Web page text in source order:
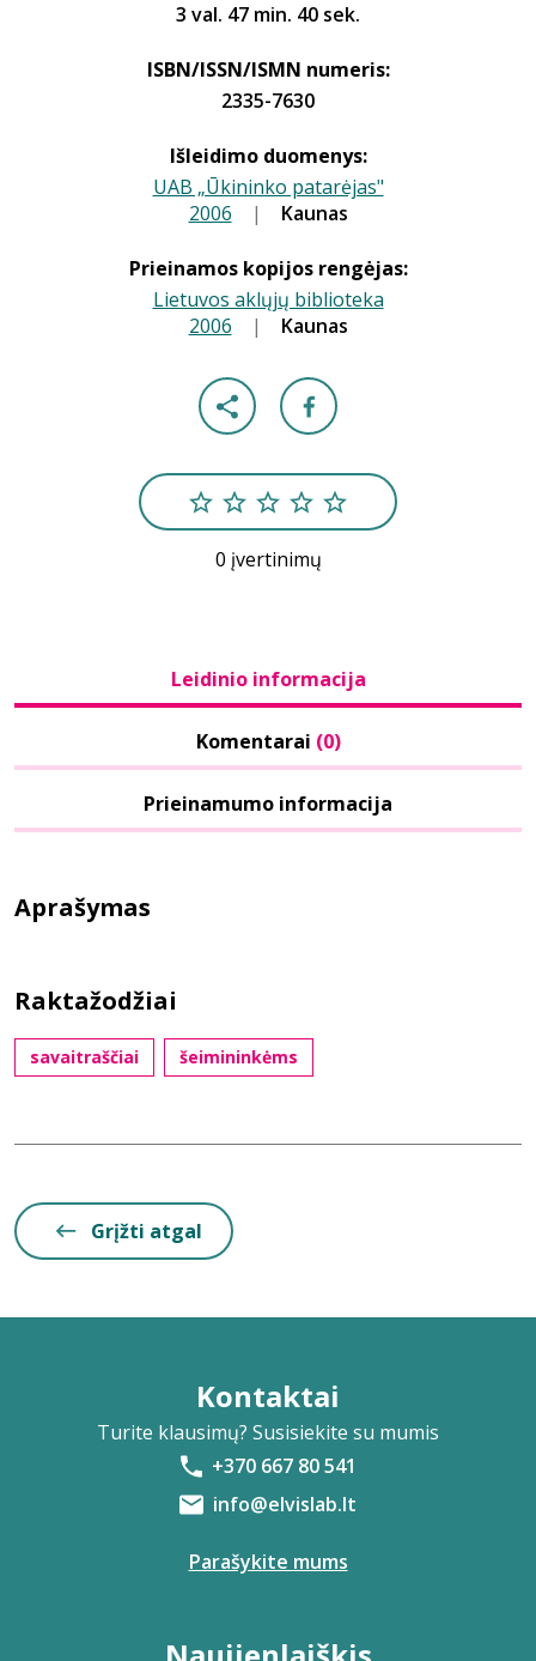
3 val. 47 min. 40 sek.
ISBN/ISSN/ISMN numeris:
2335-7630
Išleidimo duomenys:
UAB „Ūkininko patarėjas"
2006 | Kaunas
Prieinamos kopijos rengėjas:
Lietuvos aklųjų biblioteka
2006 | Kaunas
0 įvertinimų
Leidinio informacija
Komentarai (0)
Prieinamumo informacija
Aprašymas
Raktažodžiai
savaitraščiai šeimininkėms
Grįžti atgal
Kontaktai
Turite klausimų? Susisiekite su mumis
+370 667 80 541
info@elvislab.lt
Parašykite mums